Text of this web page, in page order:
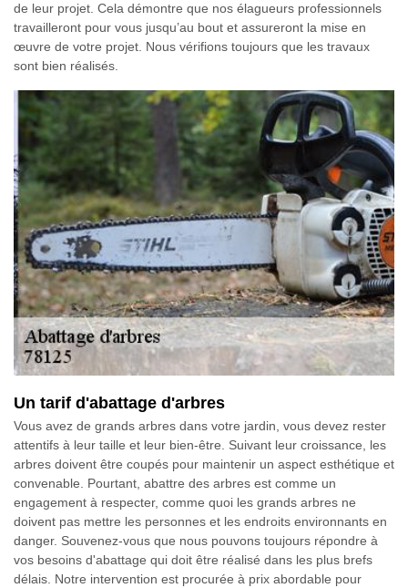
de leur projet. Cela démontre que nos élagueurs professionnels
travailleront pour vous jusqu’au bout et assureront la mise en
œuvre de votre projet. Nous vérifions toujours que les travaux
sont bien réalisés.
Un tarif d'abattage d'arbres
Vous avez de grands arbres dans votre jardin, vous devez rester
attentifs à leur taille et leur bien-être. Suivant leur croissance, les
arbres doivent être coupés pour maintenir un aspect esthétique et
convenable. Pourtant, abattre des arbres est comme un
engagement à respecter, comme quoi les grands arbres ne
doivent pas mettre les personnes et les endroits environnants en
danger. Souvenez-vous que nous pouvons toujours répondre à
vos besoins d'abattage qui doit être réalisé dans les plus brefs
délais. Notre intervention est procurée à prix abordable pour